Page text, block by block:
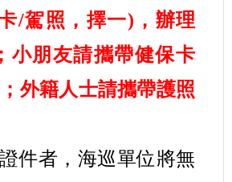
/駕照，擇一)，辦理
小朋友請攜帶健保卡
外籍人士請攜帶護照
件者，海巡單位將無